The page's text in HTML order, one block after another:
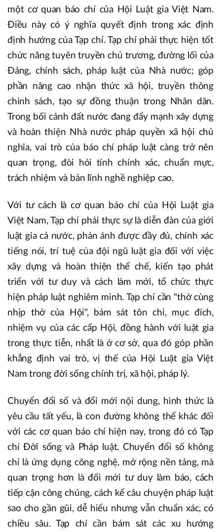
một cơ quan báo chí của Hội Luật gia Việt Nam.
Điều này có ý nghĩa quyết định trong xác định
định hướng của Tạp chí. Tạp chí phải thực hiện tốt
chức năng tuyên truyền chủ trương, đường lối của
Đảng, chính sách, pháp luật của Nhà nước; góp
phần nâng cao nhận thức xã hội, truyền thông
chính sách, tạo sự đồng thuận trong Nhân dân.
Trong bối cảnh đất nước đang đẩy mạnh xây dựng
và hoàn thiện Nhà nước pháp quyền xã hội chủ
nghĩa, vai trò của báo chí pháp luật càng trở nên
quan trọng, đòi hỏi tính chính xác, chuẩn mực,
trách nhiệm và bản lĩnh nghề nghiệp cao.
Với tư cách là cơ quan báo chí của Hội Luật gia
Việt Nam, Tạp chí phải thực sự là diễn đàn của giới
luật gia cả nước, phản ánh được đầy đủ, chính xác
tiếng nói, trí tuệ của đội ngũ luật gia đối với việc
xây dựng và hoàn thiện thể chế, kiến tạo phát
triển với tư duy và cách làm mới, tổ chức thực
hiện pháp luật nghiêm minh. Tạp chí cần "thở cùng
nhịp thở của Hội", bám sát tôn chỉ, mục đích,
nhiệm vụ của các cấp Hội, đồng hành với luật gia
trong thực tiễn, nhất là ở cơ sở, qua đó góp phần
khẳng định vai trò, vị thế của Hội Luật gia Việt
Nam trong đời sống chính trị, xã hội, pháp lý.
Chuyển đổi số và đổi mới nội dung, hình thức là
yêu cầu tất yếu, là con đường không thể khác đối
với các cơ quan báo chí hiện nay, trong đó có Tạp
chí Đời sống và Pháp luật. Chuyển đổi số không
chỉ là ứng dụng công nghệ, mở rộng nền tảng, mà
quan trọng hơn là đổi mới tư duy làm báo, cách
tiếp cận công chúng, cách kể câu chuyện pháp luật
sao cho gần gũi, dễ hiểu nhưng vẫn chuẩn xác, có
chiều sâu. Tạp chí cần bám sát các xu hướng